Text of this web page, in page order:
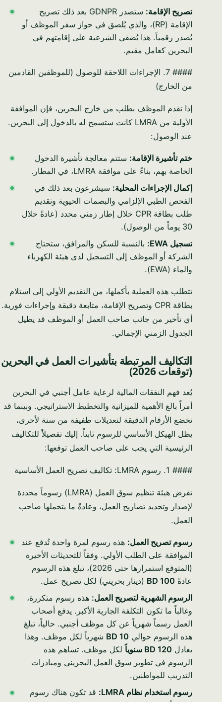
تصريح الإقامة:
ستصدر GDNPR بعد ذلك تصريح
الإقامة (RP)، والذي يُلصق في جواز سفر الموظف أو
يُصدر رقمياً. هذا يُضفي الشرعية على إقامتهم في
البحرين كعامل مقيم.
#### 7. الإجراءات اللاحقة للوصول (للموظفين القادمين
من الخارج)
إذا تقدم الموظف بطلب من خارج البحرين، فإن الموافقة
الأولية من LMRA كانت ستسمح له بالدخول إلى البحرين.
عند الوصول:
ختم تأشيرة الإقامة: ستتم معالجة تأشيرة الدخول
الخاصة بهم، بناءً على موافقة LMRA، في المطار.
إكمال الإجراءات المحلية: سيشرعون بعد ذلك في
الفحص الطبي الإلزامي والبصمات الحيوية وتقديم
طلب بطاقة CPR خلال إطار زمني محدد (عادةً خلال
30 يوماً من الوصول).
تسجيل EWA:
بالنسبة للسكن والمرافق، ستحتاج
الشركة أو الموظف إلى التسجيل لدى هيئة الكهرباء
والماء (EWA).
تتطلب هذه العملية بأكملها، من التقديم الأولي إلى استلام
بطاقة CPR وتصريح الإقامة، متابعة دقيقة وإجراءات فورية.
أي تأخير من جانب صاحب العمل أو الموظف قد يطيل
الجدول الزمني الإجمالي.
التكاليف المرتبطة بتأشيرات العمل في البحرين
(توقعات 2026)
يُعد فهم النفقات المالية لرعاية عامل أجنبي في البحرين
أمراً بالغ الأهمية للميزانية والتخطيط الاستراتيجي. وبينما قد
تخضع الأرقام الدقيقة لتعديلات طفيفة من سنة لأخرى،
يظل الهيكل الأساسي للرسوم ثابتاً. إليك تفصيلاً للتكاليف
الرئيسية التي يجب على صاحب العمل توقعها:
#### 1. رسوم LMRA: تكاليف تصريح العمل الأساسية
تفرض هيئة تنظيم سوق العمل (LMRA) رسوماً محددة
لإصدار وتجديد تصاريح العمل، وعادةً ما يتحملها صاحب
العمل.
رسوم تصريح العمل: هذه رسوم لمرة واحدة تُدفع عند
الموافقة على الطلب الأولي. وفقاً للتحديثات الأخيرة
(المتوقع استمرارها حتى 2026)، تبلغ هذه الرسوم
عادةً BD 100 (دينار بحريني) لكل تصريح عمل.
الرسوم الشهرية لتصريح العمل: هذه رسوم متكررة،
وغالباً ما تكون التكلفة الجارية الأكبر. يدفع أصحاب
العمل رسماً شهرياً عن كل موظف أجنبي. حالياً، تبلغ
هذه الرسوم حوالي BD 10 شهرياً لكل موظف. وهذا
يعادل BD 120 سنوياً
لكل موظف. تساهم هذه
الرسوم في تطوير سوق العمل البحريني ومبادرات
التدريب للمواطنين.
رسوم استخدام نظام LMRA:
قد تكون هناك رسوم